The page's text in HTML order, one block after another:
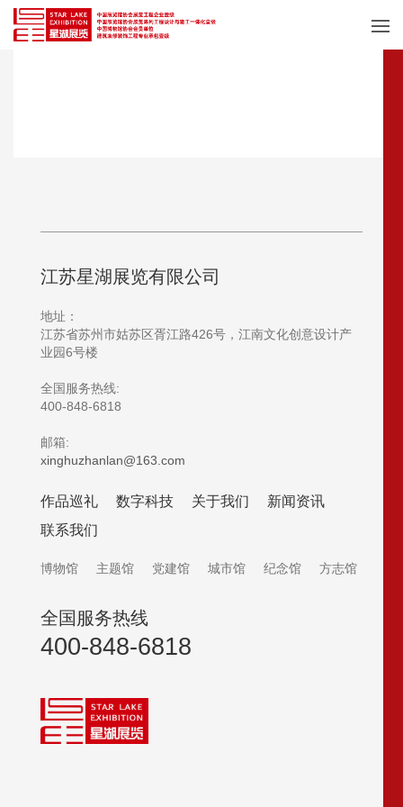
数字科技
江苏星湖展览有限公司
地址：
江苏省苏州市姑苏区胥江路426号， 江南文化创意设计产
业园6号楼
全国服务热线:
400-848-6818
邮箱:
xinghuzhanlan@163.com
作品巡礼 数字科技 关于我们
新闻资讯
联系我们
博物馆 主题馆 党建馆 城市馆 纪念馆 方志馆
全国服务热线
400-848-6818